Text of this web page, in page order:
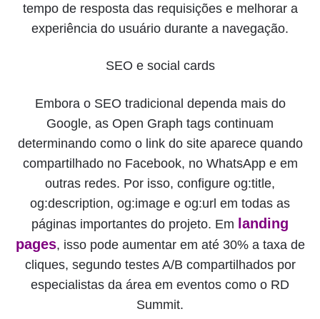
tempo de resposta das requisições e melhorar a
experiência do usuário durante a navegação.
SEO e social cards
Embora o SEO tradicional dependa mais do
Google, as Open Graph tags continuam
determinando como o link do site aparece quando
compartilhado no Facebook, no WhatsApp e em
outras redes. Por isso, configure og:title,
og:description, og:image e og:url em todas as
páginas importantes do projeto. Em landing
pages, isso pode aumentar em até 30% a taxa de
cliques, segundo testes A/B compartilhados por
especialistas da área em eventos como o RD
Summit.